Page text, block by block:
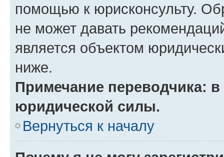
помощью к юрисконсульту.
не может давать
является объектом
ниже.
Примечание переводчика:
юридической силы.
Вернуться к началу